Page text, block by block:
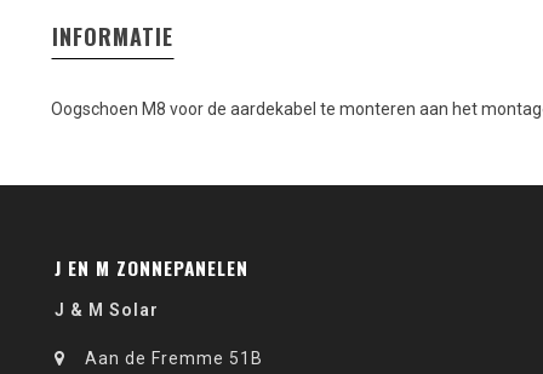
INFORMATIE
Oogschoen M8 voor de aardekabel te monteren aan het
J EN M ZONNEPANELEN
J & M Solar
Aan de Fremme 51B